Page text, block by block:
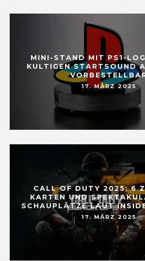
MINI-STAND MIT PS1-
KULTIGEN STARTSOUND
17. MÄRZ 2025
CALL OF DUTY 2025: 6
KARTEN UND
SCHAUPLÄTZE LAUT
17. MÄRZ 2025